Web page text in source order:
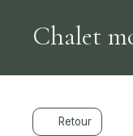
Chalet
Retour